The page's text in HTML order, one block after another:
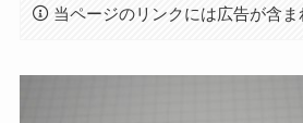
当ページのリンクには広告が含ま